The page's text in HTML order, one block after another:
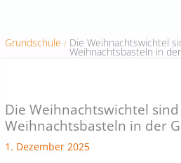
Grundschule Die Weihnachtswichtel
Weihnachtsbasteln in
Die Weihnachtswichtel sind
Weihnachtsbasteln in der
1. Dezember 2025